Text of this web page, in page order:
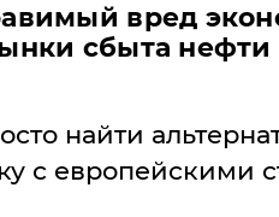
вред
сбыта нефти
найти
с европейскими